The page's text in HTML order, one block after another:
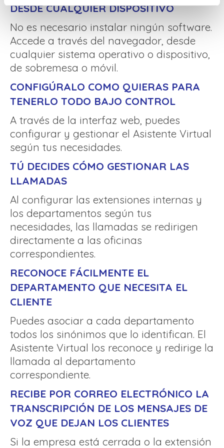
DESDE CUALQUIER DISPOSITIVO
No es necesario instalar ningún software.
Accede a través del navegador, desde
cualquier sistema operativo o dispositivo,
de sobremesa o móvil.
CONFIGÚRALO COMO QUIERAS PARA
TENERLO TODO BAJO CONTROL
A través de la interfaz web, puedes
configurar y gestionar el Asistente Virtual
según tus necesidades.
TÚ DECIDES CÓMO GESTIONAR LAS
LLAMADAS
Al configurar las extensiones internas y
los departamentos según tus
necesidades, las llamadas se redirigen
directamente a las oficinas
correspondientes.
RECONOCE FÁCILMENTE EL
DEPARTAMENTO QUE NECESITA EL
CLIENTE
Puedes asociar a cada departamento
todos los sinónimos que lo identifican. El
Asistente Virtual los reconoce y redirige la
llamada al departamento
correspondiente.
RECIBE POR CORREO ELECTRÓNICO LA
TRANSCRIPCIÓN DE LOS MENSAJES DE
VOZ QUE DEJAN LOS CLIENTES
Si la empresa está cerrada o la extensión